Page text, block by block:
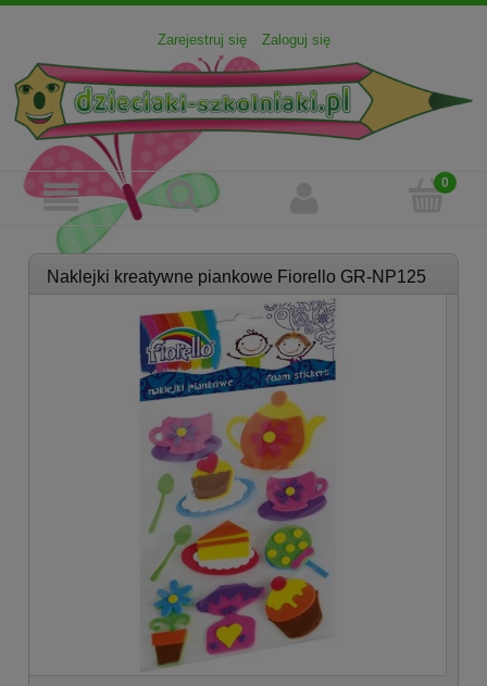
Zarejestruj się Zaloguj się
Naklejki kreatywne piankowe Fiorello GR-NP125